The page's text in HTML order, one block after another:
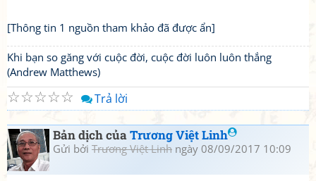
[Thông tin 1 nguồn tham khảo đã được ẩn]
Khi bạn so găng với cuộc đời, cuộc đời luôn luôn thắng
(Andrew Matthews)
☆
☆
☆
☆
☆ Trả lời
Bản dịch củaTrương Việt Linh
Gửi bởi Trương Việt Linh ngày 08/09/2017 10:09